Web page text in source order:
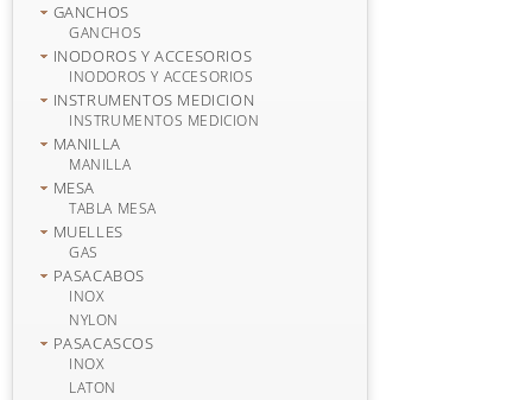
GANCHOS
GANCHOS
INODOROS Y ACCESORIOS
INODOROS Y ACCESORIOS
INSTRUMENTOS MEDICION
INSTRUMENTOS MEDICION
MANILLA
MANILLA
MESA
TABLA MESA
MUELLES
GAS
PASACABOS
INOX
NYLON
PASACASCOS
INOX
LATON